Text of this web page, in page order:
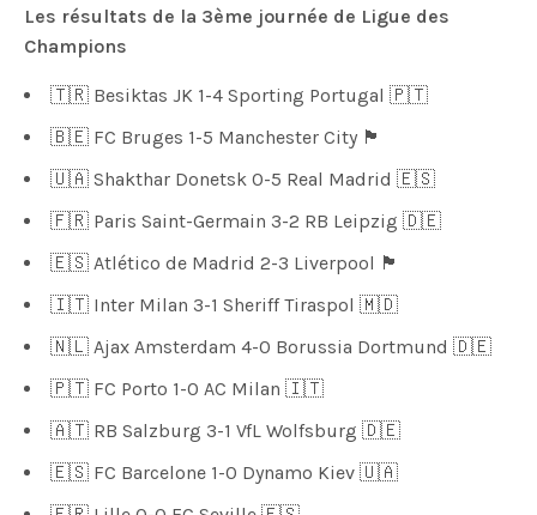
Les résultats de la 3ème journée de Ligue des
Champions
🇹🇷 Besiktas JK 1-4 Sporting Portugal 🇵🇹
🇧🇪 FC Bruges 1-5 Manchester City 🏴󠁧󠁢󠁥󠁮󠁧󠁿
🇺🇦 Shakthar Donetsk 0-5 Real Madrid 🇪🇸
🇫🇷 Paris Saint-Germain 3-2 RB Leipzig 🇩🇪
🇪🇸 Atlético de Madrid 2-3 Liverpool 🏴󠁧󠁢󠁥󠁮󠁧󠁿
🇮🇹 Inter Milan 3-1 Sheriff Tiraspol 🇲🇩
🇳🇱 Ajax Amsterdam 4-0 Borussia Dortmund 🇩🇪
🇵🇹 FC Porto 1-0 AC Milan 🇮🇹
🇦🇹 RB Salzburg 3-1 VfL Wolfsburg 🇩🇪
🇪🇸 FC Barcelone 1-0 Dynamo Kiev 🇺🇦